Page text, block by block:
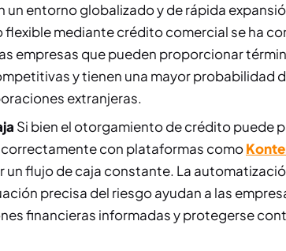
un entorno globalizado y de rápida
mediante crédito comercial se ha
empresas que pueden proporcionar
y tienen una mayor probabilidad
extranjeras.
Si bien el otorgamiento de crédito puede
con plataformas como
un flujo de caja constante. La
precisa del riesgo ayudan a las
financieras informadas y protegerse